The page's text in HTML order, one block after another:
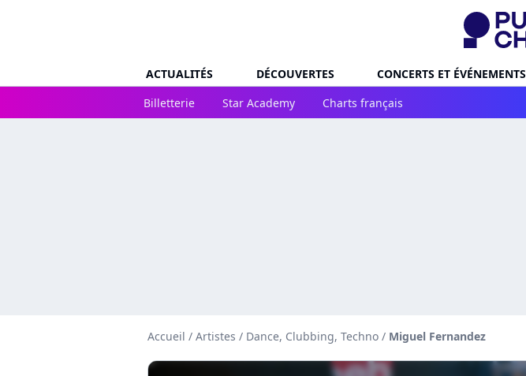
ACTUALITÉS DÉCOUVERTES CONCERTS ET ÉVÉNEMENTS
Billetterie
Star Academy Charts français
Accueil / Artistes / Dance, Clubbing, Techno / Miguel Fernandez